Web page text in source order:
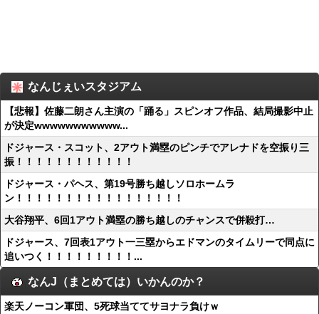
なんじぇいスタジアム
【悲報】佐藤二朗さん主演の「踊る」スピンオフ作品、結局撮影中止
が決定wwwwwwwwwww...
ドジャース・スコット、2アウト満塁のピンチでアレナドを空振り三
振！！！！！！！！！！！！
ドジャース・パヘス、第19号勝ち越しソロホームラ
ン！！！！！！！！！！！！！！！！！
大谷翔平、6回1アウト満塁の勝ち越しのチャンスで併殺打…
ドジャース、7回表1アウト一三塁からエドマンのタイムリーで同点に
追いつく！！！！！！！！！...
なんJ（まとめては）いかんのか？
楽天ノーコン軍団、5死球当ててサヨナラ負けｗ